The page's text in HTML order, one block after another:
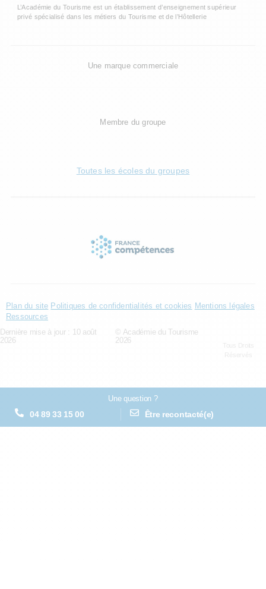
L’Académie du Tourisme est un établissement d’enseignement supérieur
privé spécialisé dans les métiers du Tourisme et de l’Hôtellerie
Une marque commerciale
Membre du groupe
Toutes les écoles du groupes
Plan du site Politiques de confidentialités et cookies Mentions légales
Ressources
Dernière mise à jour : 10 août
2026
© Académie du Tourisme
2026
Une question ?
04 89 33 15 00 Être recontacté(e)